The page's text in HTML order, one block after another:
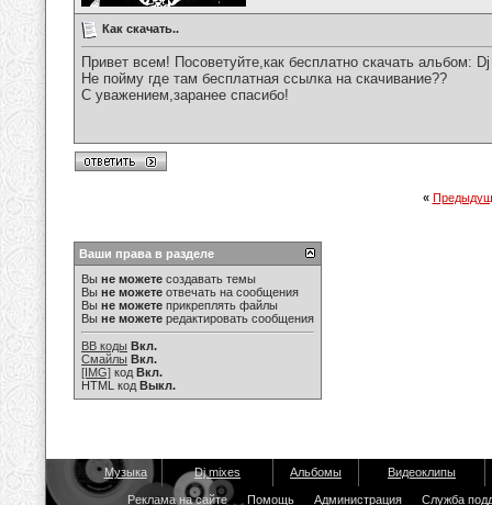
Как скачать..
Привет всем! Посоветуйте,как бесплатно скачать альбом:
Не пойму где там бесплатная ссылка на скачивание??
С уважением,заранее спасибо!
«
Ваши права в разделе
Вы не можете создавать темы
Вы не можете отвечать на сообщения
Вы не можете прикреплять файлы
Вы не можете редактировать сообщения
BB коды Вкл.
Смайлы Вкл.
[IMG] код Вкл.
HTML код Выкл.
Музыка Dj mixes Альбомы Видеоклипы
Реклама на сайте Помощь Администрация Служба